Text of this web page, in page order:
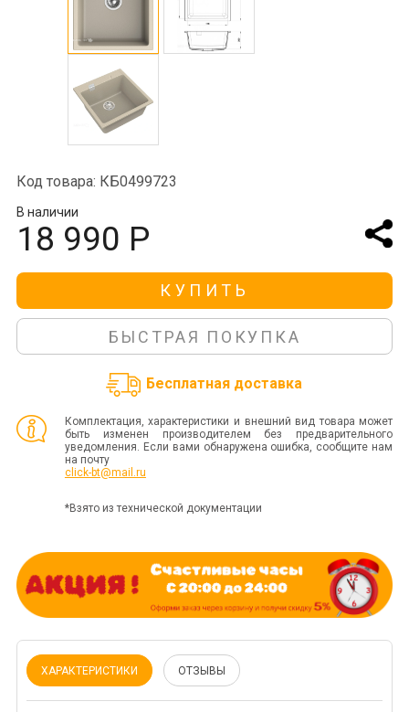
Код товара: КБ0499723
В наличии
18 990 Р
КУПИТЬ
БЫСТРАЯ ПОКУПКА
Бесплатная доставка
Комплектация, характеристики и внешний вид товара может
быть изменен производителем без предварительного
уведомления. Если вами обнаружена ошибка, сообщите нам
на почту
click-bt@mail.ru
*Взято из технической документации
ХАРАКТЕРИСТИКИ ОТЗЫВЫ